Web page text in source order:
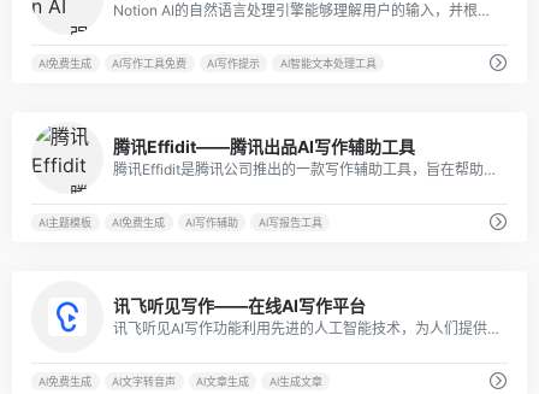
Notion AI的自然语言处理引擎能够理解用户的输入，并根据用户的意图给出相应的智能建议。
AI免费生成 AI写作工具免费 AI写作提示 AI智能文本处理工具
腾讯Effidit——腾讯出品AI写作辅助工具
腾讯Effidit是腾讯公司推出的一款写作辅助工具，旨在帮助用户更高效地写作、编辑和管理文章。
AI主题模板 AI免费生成 AI写作辅助 AI写报告工具
讯飞听见写作——在线AI写作平台
讯飞听见AI写作功能利用先进的人工智能技术，为人们提供了高效、准确的文章撰写服务。
AI免费生成 AI文字转音声 AI文章生成 AI生成文章